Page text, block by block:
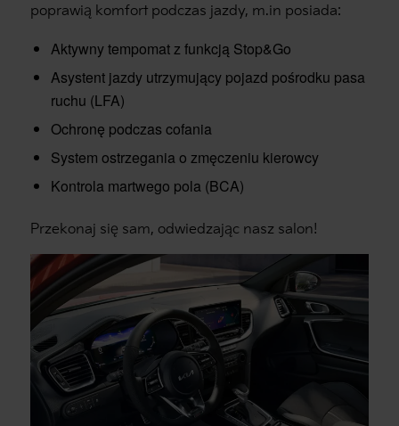
poprawią komfort podczas jazdy, m.in posiada:
Aktywny tempomat z funkcją Stop&Go
Asystent jazdy utrzymujący pojazd pośrodku pasa
ruchu (LFA)
Ochronę podczas cofania
System ostrzegania o zmęczeniu kierowcy
Kontrola martwego pola (BCA)
Przekonaj się sam, odwiedzając nasz salon!